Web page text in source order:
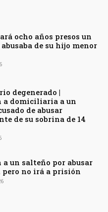
ocho años presos un
abusaba de su hijo menor
degenerado |
a domiciliaria a un
de abusar
de su sobrina de 14
a un salteño por abusar
pero no irá a prisión